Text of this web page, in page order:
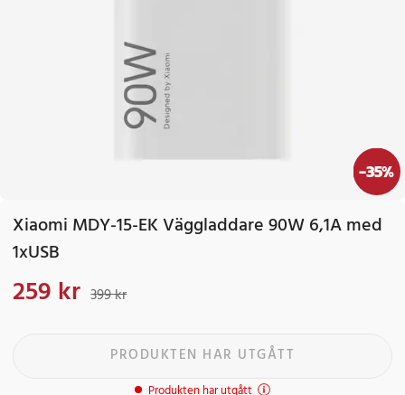
-35%
Xiaomi MDY-15-EK Väggladdare 90W 6,1A med
1xUSB
Nuvarande pris
259 kr 399 kr
PRODUKTEN HAR UTGÅTT